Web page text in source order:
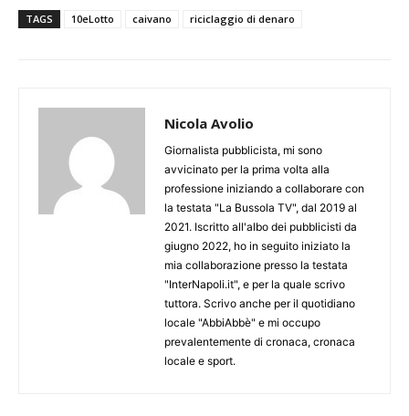
TAGS 10eLotto caivano riciclaggio di denaro
Nicola Avolio
Giornalista pubblicista, mi sono
avvicinato per la prima volta alla
professione iniziando a collaborare con
la testata "La Bussola TV", dal 2019 al
2021. Iscritto all'albo dei pubblicisti da
giugno 2022, ho in seguito iniziato la
mia collaborazione presso la testata
"InterNapoli.it", e per la quale scrivo
tuttora. Scrivo anche per il quotidiano
locale "AbbiAbbè" e mi occupo
prevalentemente di cronaca, cronaca
locale e sport.